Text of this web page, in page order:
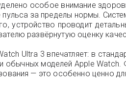
особое внимание
за пределы нормы.
устройство проводит
развёрнутую оценку
Ultra 3 впечатляет: в
обычных моделей Apple Watch.
— это особенно ценно